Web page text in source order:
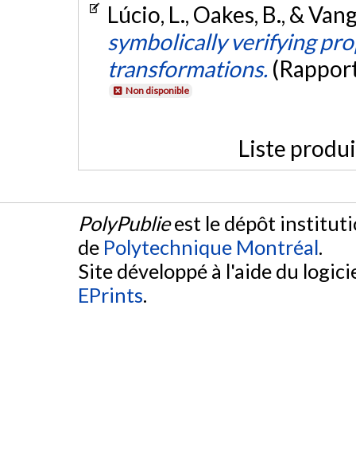
Lúcio, L., Oakes, B., &
symbolically verifying
transformations.
Non disponible
Liste
PolyPublieest le dépôt
de Polytechnique Montréal.
Site développé à l'aide du
EPrints.